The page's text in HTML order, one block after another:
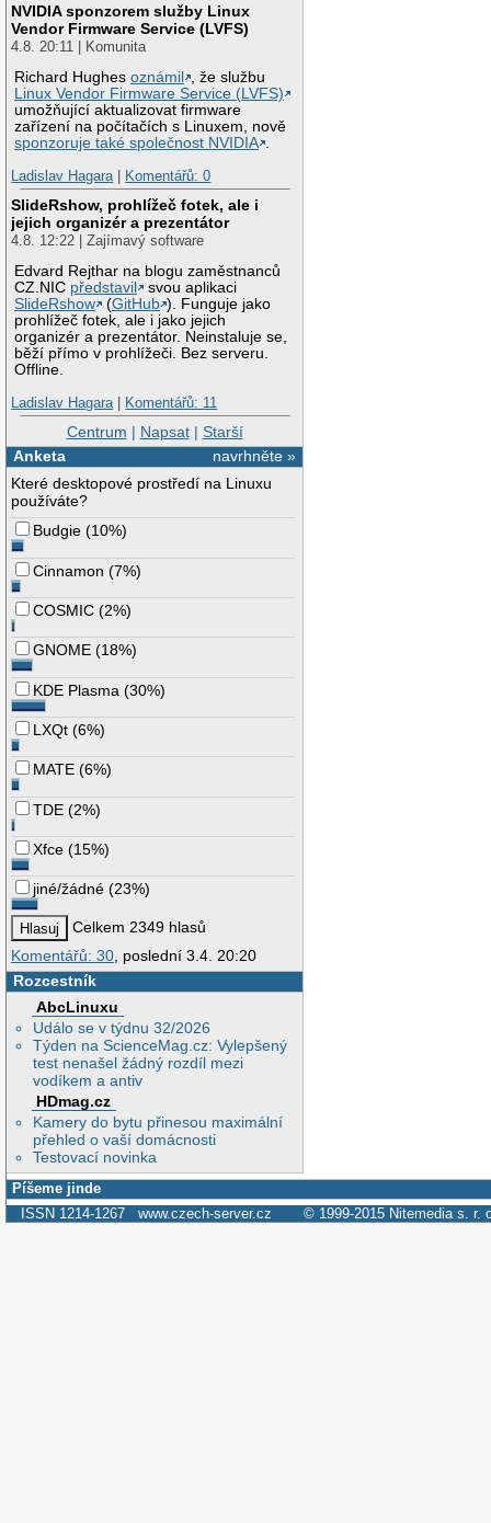
NVIDIA sponzorem služby Linux
Vendor Firmware Service (LVFS)
4.8. 20:11 | Komunita
Richard Hughesoznámil
, že službu
Linux Vendor Firmware Service (LVFS)
umožňující aktualizovat firmware
zařízení na počítačích s Linuxem, nově
sponzoruje také společnost NVIDIA .
Ladislav Hagara| Komentářů: 0
SlideRshow, prohlížeč fotek, ale i
jejich organizér a prezentátor
4.8. 12:22 | Zajímavý software
Edvard Rejthar na blogu zaměstnanců
CZ.NIC představil
svou aplikaci
SlideRshow
(GitHub ). Funguje jako
prohlížeč fotek, ale i jako jejich
organizér a prezentátor. Neinstaluje se,
běží přímo v prohlížeči. Bez serveru.
Offline.
Ladislav Hagara| Komentářů: 11
Centrum | Napsat| Starší
navrhněte »
Anketa
Které desktopové prostředí na Linuxu
používáte?
Budgie (10%)
Cinnamon (7%)
COSMIC (2%)
GNOME (18%)
KDE Plasma (30%)
LXQt (6%)
MATE (6%)
TDE (2%)
Xfce (15%)
jiné/žádné (23%)
Celkem 2349 hlasů
Komentářů: 30 , poslední 3.4. 20:20
Rozcestník
AbcLinuxu
Událo se v týdnu 32/2026
Týden na ScienceMag.cz: Vylepšený
test nenašel žádný rozdíl mezi
vodíkem a antiv
HDmag.cz
Kamery do bytu přinesou maximální
přehled o vaší domácnosti
Testovací novinka
Píšeme jinde
ISSN 1214-1267 www.czech-server.cz © 1999-2015 Nitemedia s. r.